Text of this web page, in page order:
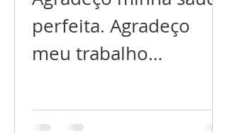
perfeita. Agradeço
meu trabalho
meu relacionamento